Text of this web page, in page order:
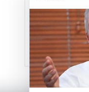
Hastaş Beton
26/05/2026